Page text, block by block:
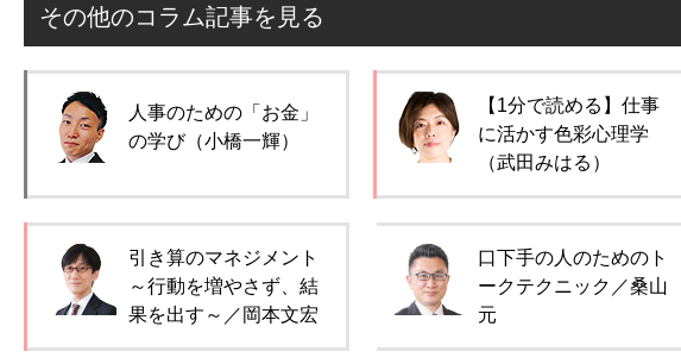
その他のコラム記事を見る
人事のための「お金」
の学び（小橋一輝）
【1分で読める】仕事
に活かす色彩心理学
（武田みはる）
引き算のマネジメント
～行動を増やさず、結
果を出す～／岡本文宏
口下手の人のためのト
ークテクニック／桑山
元